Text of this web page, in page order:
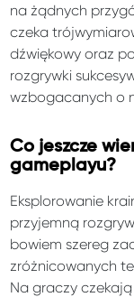
na żądnych
czeka
dźwiękowy oraz
rozgrywki
wzbogacanych o
Co jeszcze
gameplayu?
Eksplorowanie
przyjemną
bowiem szereg
zróżnicowanych
Na graczy czekają